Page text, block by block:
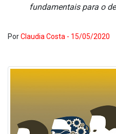
fundamentais para o
PorClaudia Costa - 15/05/2020